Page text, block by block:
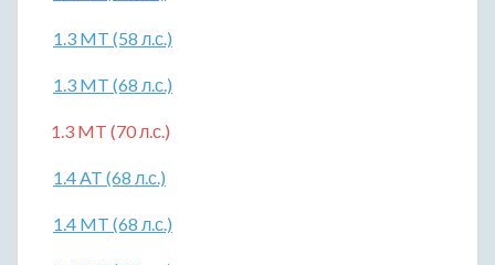
1.3 MT (58 л.с.)
1.3 MT (68 л.с.)
1.3 MT (70 л.с.)
1.4 AT (68 л.с.)
1.4 MT (68 л.с.)